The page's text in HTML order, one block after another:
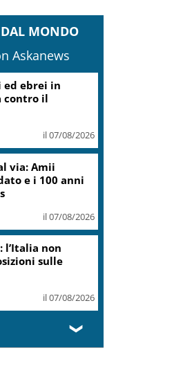
MONDO
Askanews
ed ebrei in
contro il
il 07/08/2026
via: Amii
e i 100 anni
il 07/08/2026
l’Italia non
sulle
il 07/08/2026
❯